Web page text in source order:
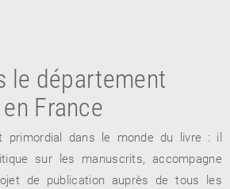
le département
France
primordial dans le monde du livre : il
sur les manuscrits, accompagne
de publication auprès de tous les